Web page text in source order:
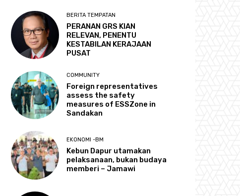
BERITA TEMPATAN
PERANAN GRS KIAN
RELEVAN, PENENTU
KESTABILAN KERAJAAN
PUSAT
COMMUNITY
Foreign representatives
assess the safety
measures of ESSZone in
Sandakan
EKONOMI -BM
Kebun Dapur utamakan
pelaksanaan, bukan budaya
memberi – Jamawi